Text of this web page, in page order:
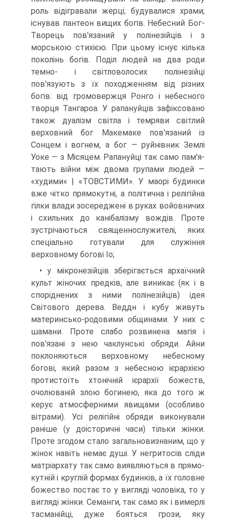
роль відігравали жерці; будувалися храми;
існував пантеон вищих богів. Небесний Бог-
Творець пов'язаний у полінезійців і з
морською сти­хією. При цьому існує кілька
поколінь богів. Поділ людей на два роди
темно- і світловолосих полінезійці
пов'язують з їх поход­женням від різних
богів: від громовержця Ронго і небесного
творця Тангароа. У рапануйців зафіксовано
також дуалізм світла і темряви світлий
верховний бог Макемаке пов'язаний із
Сонцем і вогнем, а бог — руйнівник Землі
Уоке — з Місяцем. Рапануйці так само пам'я­
тають війни між двома групами людей —
«худими« | «ТОВСТИМИ». У маорі будинки
вже чітко прямокутні, а політична і релігійна
гілки влади зосереджені в руках войовничих
і схильних до канібалізму вож­дів. Проте
зустрічаються священнослужителі, яких
спеціально готува­ли для служіння
верховному богові Іо;
• у мікронезійців зберігається архаїчний
культ жіночих предків, але ви­никає (як і в
споріднених з ними полінезійців) ідея
Світового дерева. Веддн і кубу живуть
материнсько-родовими общинами. У них с
шама­ни. Проте слабо розвинена магія і
пов'язані з нею чаклунські обряди. Айни
поклоняються верховному небесному
богові, який разом з небес­ною ієрархією
протистоїть хтонічній ієрархії божеств,
очолюваній злою богинею, яка до того ж
керує атмосферними явищами (особливо
вітра­ми). Усі релігійні обряди виконували
раніше (у доісторичні часи) тільки жінки.
Проте згодом стало загальновизнаним, що у
жінок навіть немає душі. У негритосів сліди
матріархату так само виявляються в прямо­
кутній і круглій формах будинків, а їх головне
божество постає то у вигляді чоловіка, то у
вигляді жінки. Семанги, так само як і вимерлі
тасманійці, дуже бояться грози, яку